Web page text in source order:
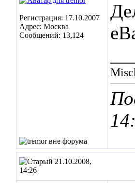
Регистрация: 17.10.2007
Адрес: Москва
Сообщений: 13,124
21.10.2008,
14:26